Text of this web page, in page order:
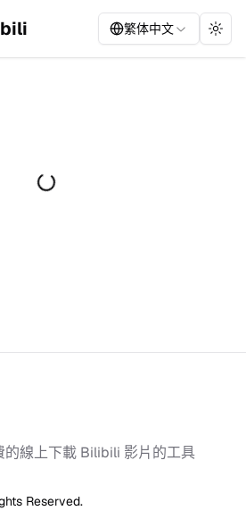
繁体中文
線上下載 Bilibili 影片的工具
Reserved.